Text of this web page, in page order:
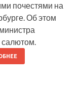
почестями на
Об этом